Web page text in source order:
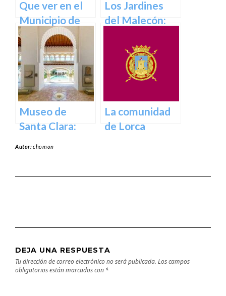
Que ver en el
Municipio de
Abanilla en
Murcia en
Murcia
Los Jardines
del Malecón:
Ciudad.
Museo de
Santa Clara:
La comunidad
de Lorca
Autor:chomon
DEJA UNA RESPUESTA
Tu dirección de correo electrónico no será publicada. Los campos
obligatorios están marcados con *